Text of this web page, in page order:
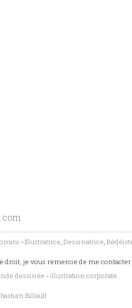
-Illustratrice, Dessinatrice,
droit, je vous remercie de me
dessinée -illustration corporate
Billault